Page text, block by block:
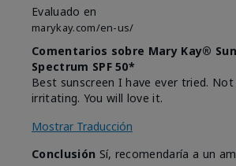
Evaluado en
marykay.com/en-us/
Comentarios sobre Mary Kay®
Spectrum SPF 50*
Best sunscreen I have ever tried.
irritating. You will love it.
Mostrar Traducción
Conclusión Sí, recomendaría a un